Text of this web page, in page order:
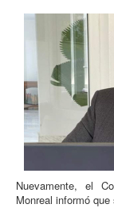
Nuevamente, el
Monreal informó